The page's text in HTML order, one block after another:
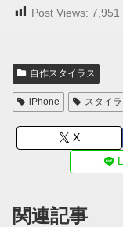
Post Views: 7,951
自作スタイラス
iPhone スタイラ
X
関連記事